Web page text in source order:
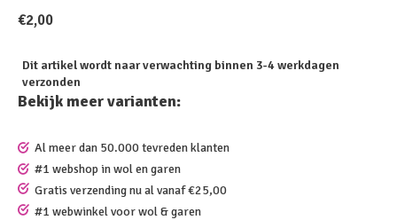
€2,00
Dit artikel wordt naar verwachting binnen 3-4 werkdagen
verzonden
Bekijk meer varianten:
Al meer dan 50.000 tevreden klanten
#1 webshop in wol en garen
Gratis verzending nu al vanaf €25,00
#1 webwinkel voor wol & garen